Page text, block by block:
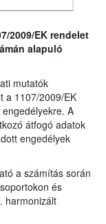
2009/EK rendelet
alapuló
mutatók
a 1107/2009/EK
A
átfogó adatok
engedélyek
a számítás során
és
harmonizált